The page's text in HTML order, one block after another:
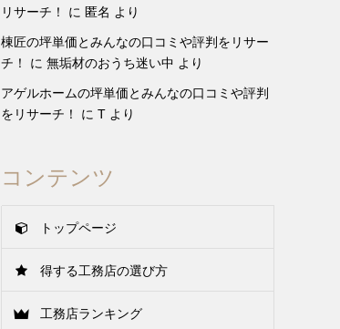
リサーチ！
に 匿名 より
棟匠の坪単価とみんなの口コミや評判をリサー
チ！
に 無垢材のおうち迷い中 より
アゲルホームの坪単価とみんなの口コミや評判
をリサーチ！
に T より
コンテンツ
トップページ
得する工務店の選び方
工務店ランキング